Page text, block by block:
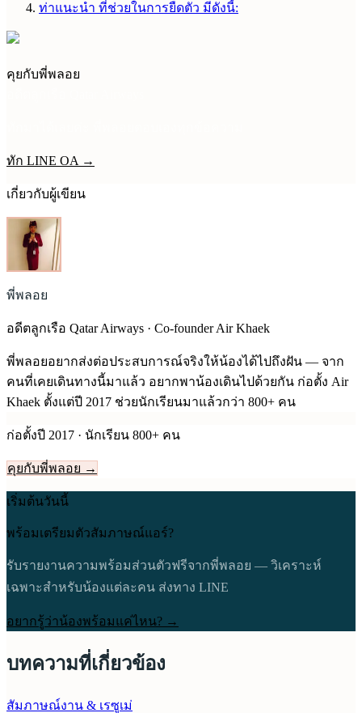
ท่าแนะนำ ที่ช่วยในการยืดตัว มีดังนี้:
คุยกับพี่พลอย
ทัก LINE OA →
เกี่ยวกับผู้เขียน
พี่พลอย
อดีตลูกเรือ Qatar Airways · Co-founder Air Khaek
พี่พลอยอยากส่งต่อประสบการณ์จริงให้น้องได้ไปถึงฝัน — จาก
คนที่เคยเดินทางนี้มาแล้ว อยากพาน้องเดินไปด้วยกัน ก่อตั้ง Air
Khaek ตั้งแต่ปี 2017 ช่วยนักเรียนมาแล้วกว่า 800+ คน
ก่อตั้งปี 2017 · นักเรียน 800+ คน
คุยกับพี่พลอย →
เริ่มต้นวันนี้
พร้อมเตรียมตัวสัมภาษณ์แอร์?
รับรายงานความพร้อมส่วนตัวฟรีจากพี่พลอย — วิเคราะห์
เฉพาะสำหรับน้องแต่ละคน ส่งทาง LINE
อยากรู้ว่าน้องพร้อมแค่ไหน? →
บทความที่เกี่ยวข้อง
สัมภาษณ์งาน & เรซูเม่